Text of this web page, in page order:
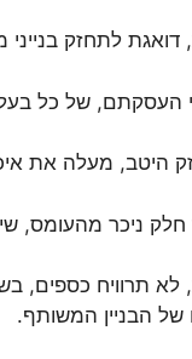
דואגת לתחזק
העסקתם, של כל
היטב, מעלה את
חלק ניכר מהעומס,
לא תרוויח כספים,
של הבניין המשותף.